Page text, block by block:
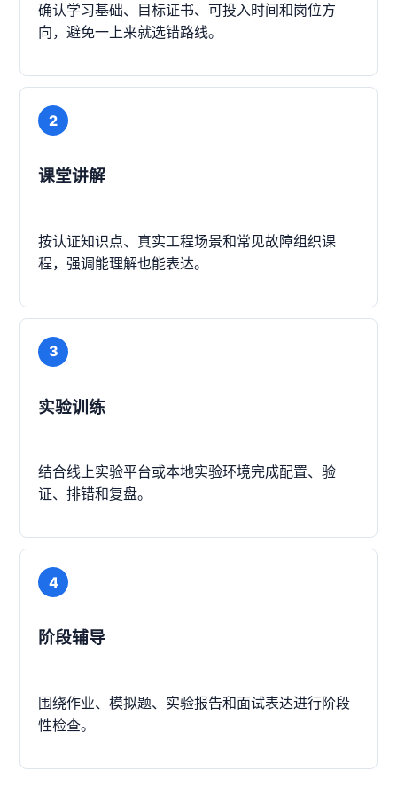
确认学习基础、目标证书、可投入时间和岗位方
向，避免一上来就选错路线。
2
课堂讲解
按认证知识点、真实工程场景和常见故障组织课
程，强调能理解也能表达。
3
实验训练
结合线上实验平台或本地实验环境完成配置、验
证、排错和复盘。
4
阶段辅导
围绕作业、模拟题、实验报告和面试表达进行阶段
性检查。